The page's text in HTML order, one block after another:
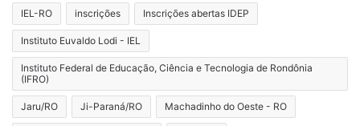
IEL-RO inscrições Inscrições abertas IDEP
Instituto Euvaldo Lodi - IEL
Instituto Federal de Educação, Ciência e Tecnologia de Rondônia
(IFRO)
Jaru/RO Ji-Paraná/RO Machadinho do Oeste - RO